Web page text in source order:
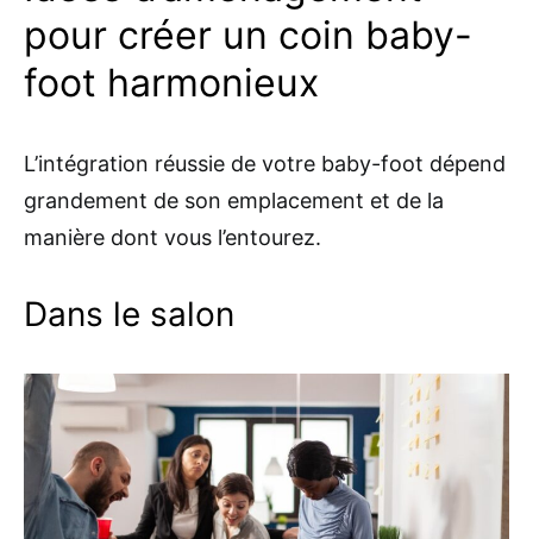
pour créer un coin baby-
foot harmonieux
L’intégration réussie de votre baby-foot dépend
grandement de son emplacement et de la
manière dont vous l’entourez.
Dans le salon